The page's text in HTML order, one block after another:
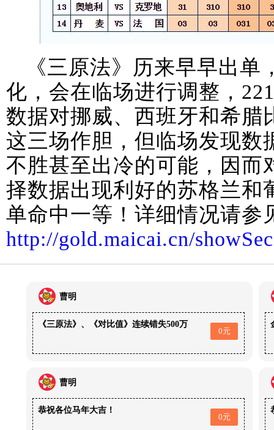
《三原法》历来早早出
化，会在临场进行调整，
数据对挪威、西班牙和希腊
这三场作胆，但临场发现数
不胜甚至出冷的可能，因而
择数据出现利好的苏格兰和
单命中一等！详细情况请参
http://gold.maicai.cn/
曹明
《三原法》、《对比值》连续错失500万
0元
曹明
恭祝各位马年大吉！
0元